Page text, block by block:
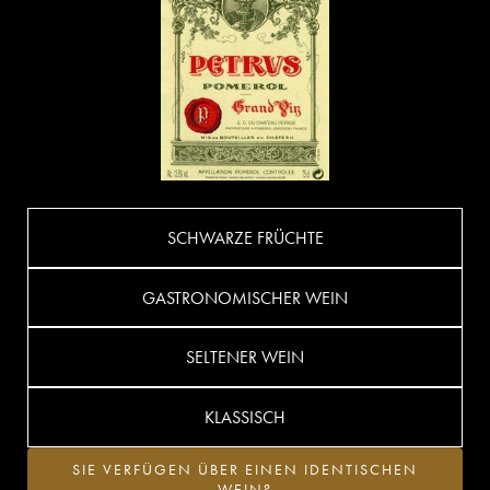
SCHWARZE FRÜCHTE
GASTRONOMISCHER WEIN
SELTENER WEIN
KLASSISCH
SIE VERFÜGEN ÜBER EINEN IDENTISCHEN